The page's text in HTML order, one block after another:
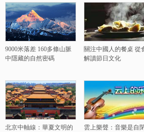
9000米落差 160多條山脈
中隱藏的自然密碼
關注中國人的餐桌 從
解讀節日文化
北京中軸線：華夏文明的
雲上樂聲：音樂是自